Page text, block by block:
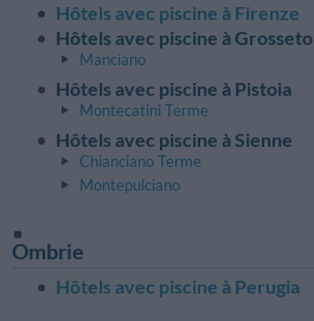
Hôtels avec piscine à Firenze
Hôtels avec piscine à Grosseto
Manciano
Hôtels avec piscine à Pistoia
Montecatini Terme
Hôtels avec piscine à Sienne
Chianciano Terme
Montepulciano
Ombrie
Hôtels avec piscine à Perugia